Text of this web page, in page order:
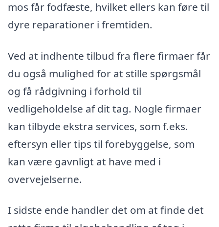
mos får fodfæste, hvilket ellers kan føre til
dyre reparationer i fremtiden.
Ved at indhente tilbud fra flere firmaer får
du også mulighed for at stille spørgsmål
og få rådgivning i forhold til
vedligeholdelse af dit tag. Nogle firmaer
kan tilbyde ekstra services, som f.eks.
eftersyn eller tips til forebyggelse, som
kan være gavnligt at have med i
overvejelserne.
I sidste ende handler det om at finde det